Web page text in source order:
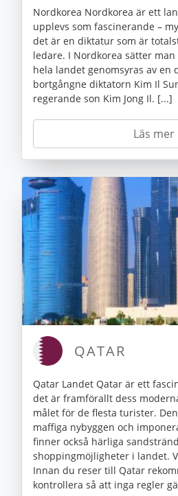
Nordkorea Nordkorea är ett
upplevs som fascinerande –
det är en diktatur som är
ledare. I Nordkorea sätter
hela landet genomsyras av en
bortgångne diktatorn Kim Il
regerande son Kim Jong Il. [...]
Läs mer
QATAR
Qatar Landet Qatar är ett
det är framförallt dess
målet för de flesta turister.
maffiga nybyggen och
finner också härliga
shoppingmöjligheter i landet.
Innan du reser till Qatar
kontrollera så att inga regler